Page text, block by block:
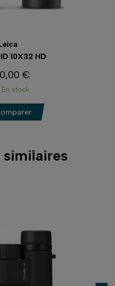
10X32 HD
Prix €
En stock